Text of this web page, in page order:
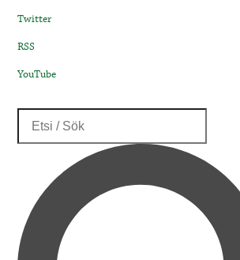
Twitter
RSS
YouTube